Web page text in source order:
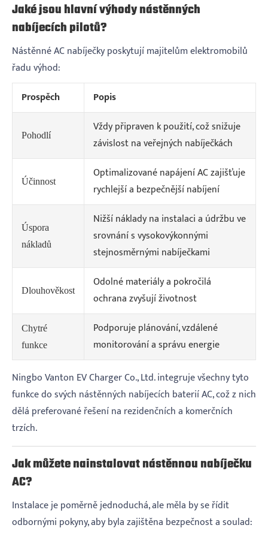
Jaké jsou hlavní výhody nástěnných
nabíjecích pilotů?
Nástěnné AC nabíječky poskytují majitelům elektromobilů
řadu výhod:
Prospěch
Popis
Pohodlí
Vždy připraven k použití, což snižuje
závislost na veřejných nabíječkách
Účinnost
Optimalizované napájení AC zajišťuje
rychlejší a bezpečnější nabíjení
Úspora
nákladů
Nižší náklady na instalaci a údržbu ve
srovnání s vysokovýkonnými
stejnosměrnými nabíječkami
Dlouhověkost
Odolné materiály a pokročilá
ochrana zvyšují životnost
Chytré
funkce
Podporuje plánování, vzdálené
monitorování a správu energie
Ningbo Vanton EV Charger Co., Ltd. integruje všechny tyto
funkce do svých nástěnných nabíjecích baterií AC, což z nich
dělá preferované řešení na rezidenčních a komerčních
trzích.
Jak můžete nainstalovat nástěnnou nabíječku
AC?
Instalace je poměrně jednoduchá, ale měla by se řídit
odbornými pokyny, aby byla zajištěna bezpečnost a soulad: